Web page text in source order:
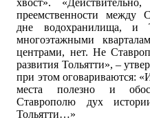
хвост».
преемственности между
дне водохранилища, и
многоэтажными
центрами, нет. Не
развития Тольятти», –
при этом оговариваются:
места полезно и
Ставрополю дух
Тольятти…»